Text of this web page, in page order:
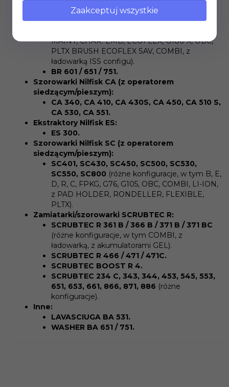
Szorowarki Nilfisk BR (z operatorem
siedzącym/pieszym):
MAINT, CHAR. EMB, ECOFLEX, G180 X, OBC,
PLTX BRUSH ECOFLEX SAV, COMBI, z
ładowarką ISS configu).
BR 601 / 651 / 751.
Szorowarki Nilfisk CA (z operatorem
siedzącym/pieszym):
CA 340, CA 410, CA 430S, CA 450, CA 510 S,
CA 530, CA 551.
Ekstraktory Nilfisk ES:
ES 300.
Szorowarki Nilfisk SC (z operatorem
siedzącym/pieszym):
SC401, SC430, SC450, SC500, SC530,
SC550, SC800 (różne konfiguracje, w tym B, E,
D, R, C, FPKG, G76, G105, OBC, COMBI, LI-ION,
z PAD HOLDER, RONDELLER, FLEXIBLE,
PLTX).
Zamiatarki/szorowarki SCRUBTEC R:
SCRUBTEC R 361 B / 366 B / 371 B / 371 BC
(różne konfiguracje, w tym COMBI, z
ładowarką, z akumulatorami GEL).
SCRUBTEC R 466 / 471 / 471C.
SCRUBTEC BOOST R 4.
SCRUBTEC 234 C, 343, 344, 453, 545, 553,
651, 653, 661, 866, 871, 886 (różne
konfiguracje).
Inne:
LAVASCIUGA BA 531.
WASHER BA 651 / 751.
Zaakceptuj wszystkie